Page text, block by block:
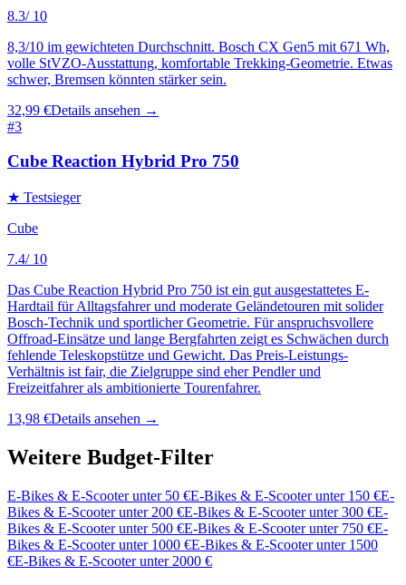
8.3/ 10
8,3/10 im gewichteten Durchschnitt. Bosch CX Gen5 mit 671 Wh,
volle StVZO-Ausstattung, komfortable Trekking-Geometrie. Etwas
schwer, Bremsen könnten stärker sein.
32,99 €Details ansehen →
#3
Cube Reaction Hybrid Pro 750
★ Testsieger
Cube
7.4/ 10
Das Cube Reaction Hybrid Pro 750 ist ein gut ausgestattetes E-
Hardtail für Alltagsfahrer und moderate Geländetouren mit solider
Bosch-Technik und sportlicher Geometrie. Für anspruchsvollere
Offroad-Einsätze und lange Bergfahrten zeigt es Schwächen durch
fehlende Teleskopstütze und Gewicht. Das Preis-Leistungs-
Verhältnis ist fair, die Zielgruppe sind eher Pendler und
Freizeitfahrer als ambitionierte Tourenfahrer.
13,98 €Details ansehen →
Weitere Budget-Filter
E-Bikes & E-Scooterunter 50 €E-Bikes & E-Scooterunter 150 €E-
Bikes & E-Scooterunter 200 €E-Bikes & E-Scooterunter300 €E-
Bikes & E-Scooterunter 500 €E-Bikes & E-Scooterunter 750 €E-
Bikes & E-Scooterunter 1000 €E-Bikes & E-Scooterunter 1500
€E-Bikes & E-Scooterunter 2000 €